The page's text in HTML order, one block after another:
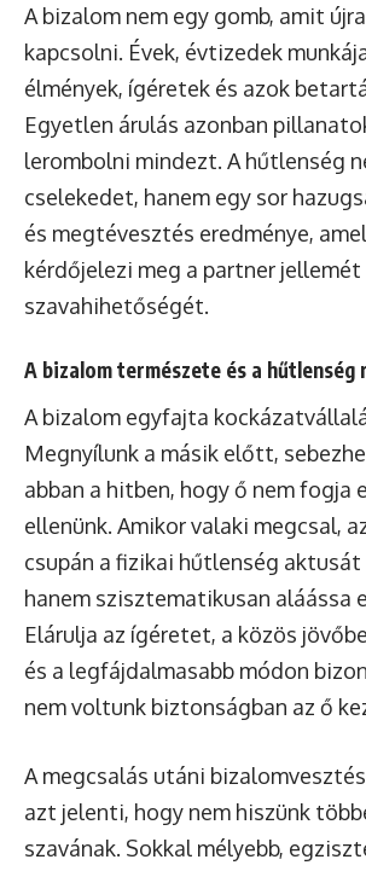
A bizalom nem egy gomb, amit
kapcsolni. Évek, évtizedek
élmények, ígéretek és azok
Egyetlen árulás azonban
lerombolni mindezt. A hűtlenség
cselekedet, hanem egy sor
és megtévesztés eredménye,
kérdőjelezi meg a partner jellemét
szavahihetőségét.
A bizalom természete és a hűtlenség
A bizalom egyfajta
Megnyílunk a másik előtt,
abban a hitben, hogy ő nem fogja
ellenünk. Amikor valaki megcsal,
csupán a fizikai hűtlenség
hanem szisztematikusan aláássa
Elárulja az ígéretet, a közös
és a legfájdalmasabb módon
nem voltunk biztonságban az ő
A megcsalás utáni
azt jelenti, hogy nem hiszünk
szavának. Sokkal mélyebb,